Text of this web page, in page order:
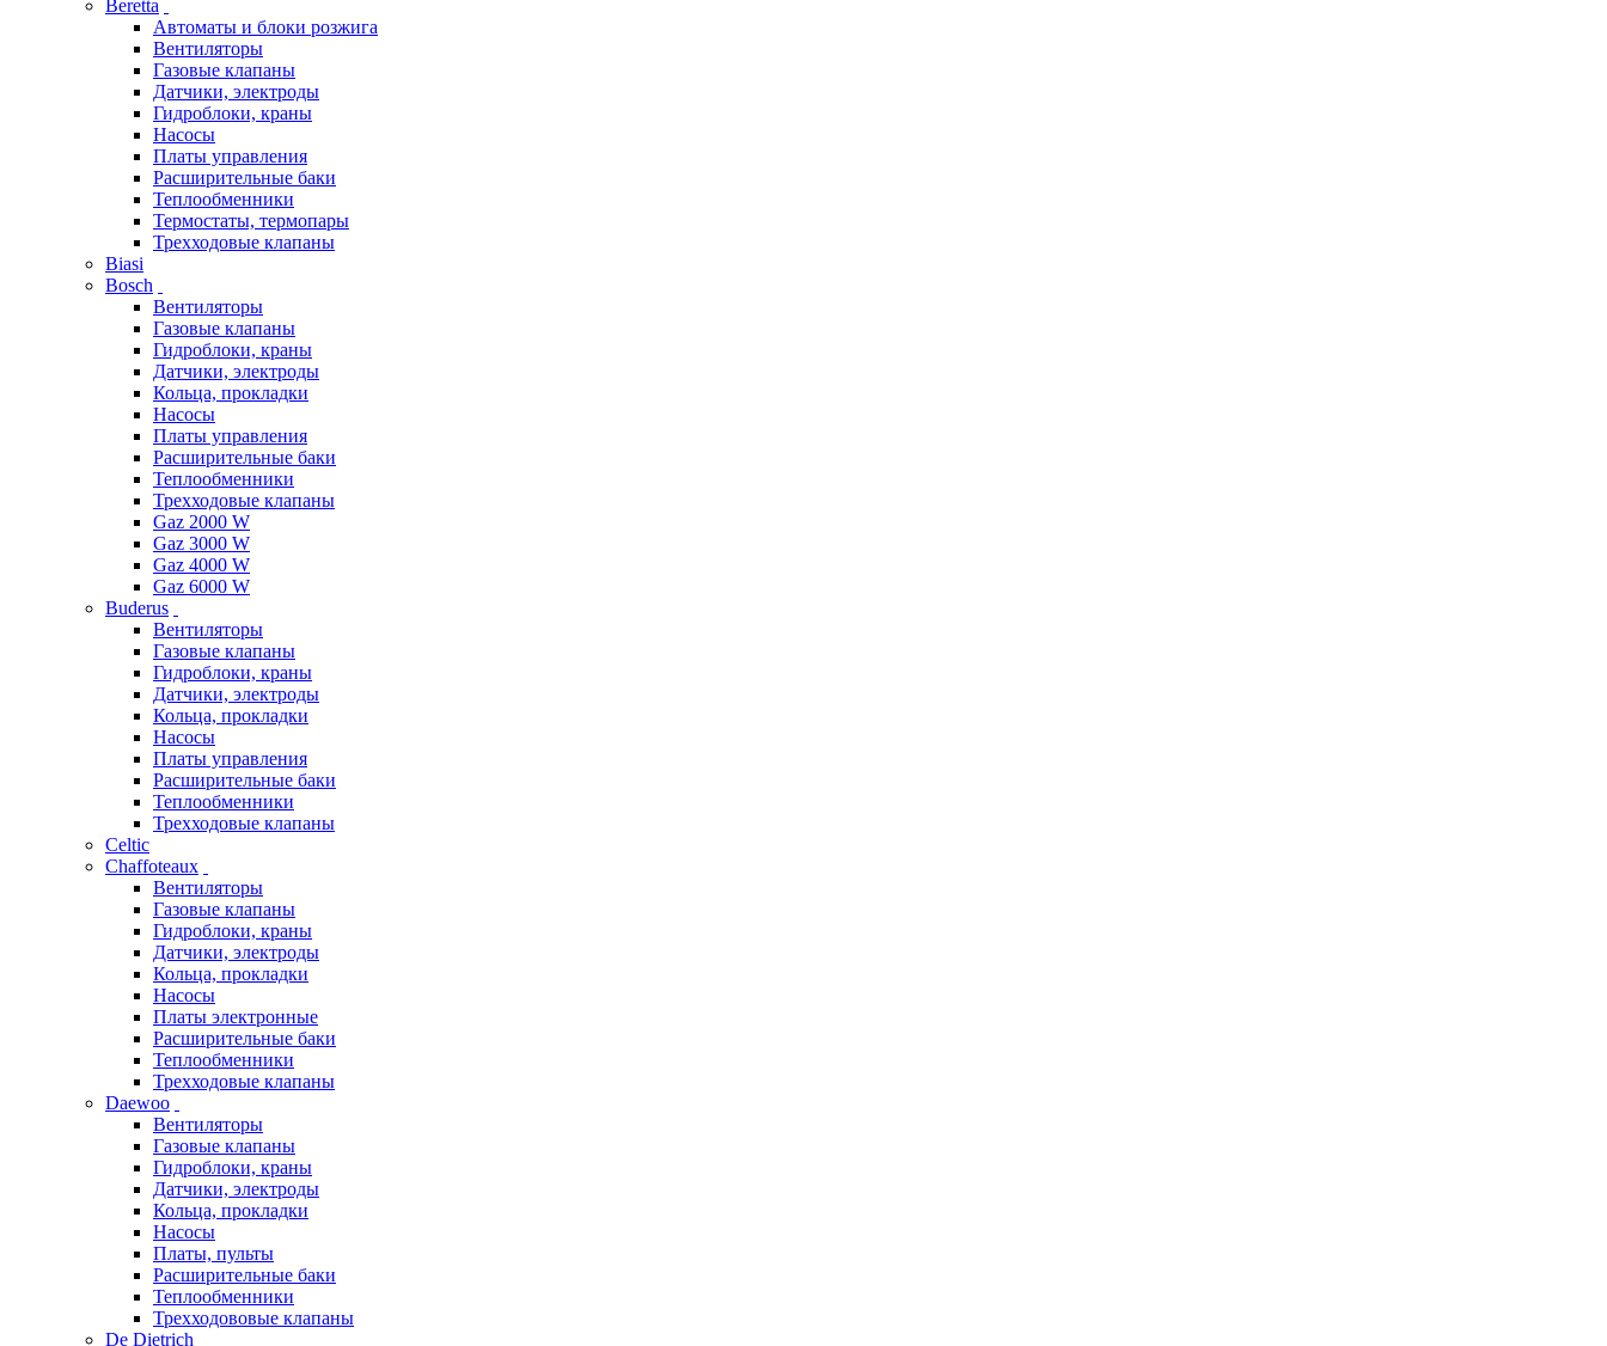
Beretta
Автоматы и блоки розжига
Вентиляторы
Газовые клапаны
Датчики, электроды
Гидроблоки, краны
Насосы
Платы управления
Расширительные баки
Теплообменники
Термостаты, термопары
Трехходовые клапаны
Biasi
Bosch
Вентиляторы
Газовые клапаны
Гидроблоки, краны
Датчики, электроды
Кольца, прокладки
Насосы
Платы управления
Расширительные баки
Теплообменники
Трехходовые клапаны
Gaz 2000 W
Gaz 3000 W
Gaz 4000 W
Gaz 6000 W
Buderus
Вентиляторы
Газовые клапаны
Гидроблоки, краны
Датчики, электроды
Кольца, прокладки
Насосы
Платы управления
Расширительные баки
Теплообменники
Трехходовые клапаны
Celtic
Chaffoteaux
Вентиляторы
Газовые клапаны
Гидроблоки, краны
Датчики, электроды
Кольца, прокладки
Насосы
Платы электронные
Расширительные баки
Теплообменники
Трехходовые клапаны
Daewoo
Вентиляторы
Газовые клапаны
Гидроблоки, краны
Датчики, электроды
Кольца, прокладки
Насосы
Платы, пульты
Расширительные баки
Теплообменники
Трехходововые клапаны
De Dietrich